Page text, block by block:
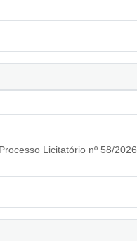
Licitatório nº 58/2026,